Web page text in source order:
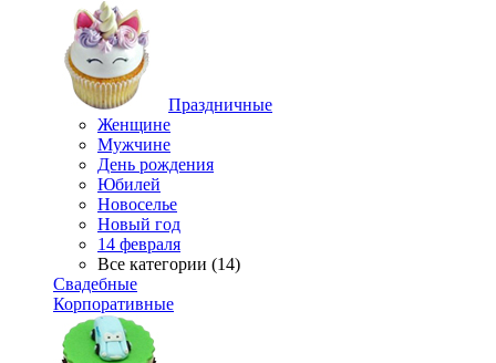
Праздничные
Женщине
Мужчине
День рождения
Юбилей
Новоселье
Новый год
14 февраля
Все категории (14)
Свадебные
Корпоративные